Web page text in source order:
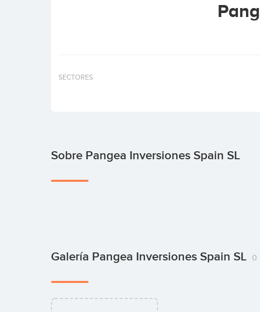
SECTORES
Sobre Pangea Inversiones Spain SL
Galería Pangea Inversiones Spain SL 0